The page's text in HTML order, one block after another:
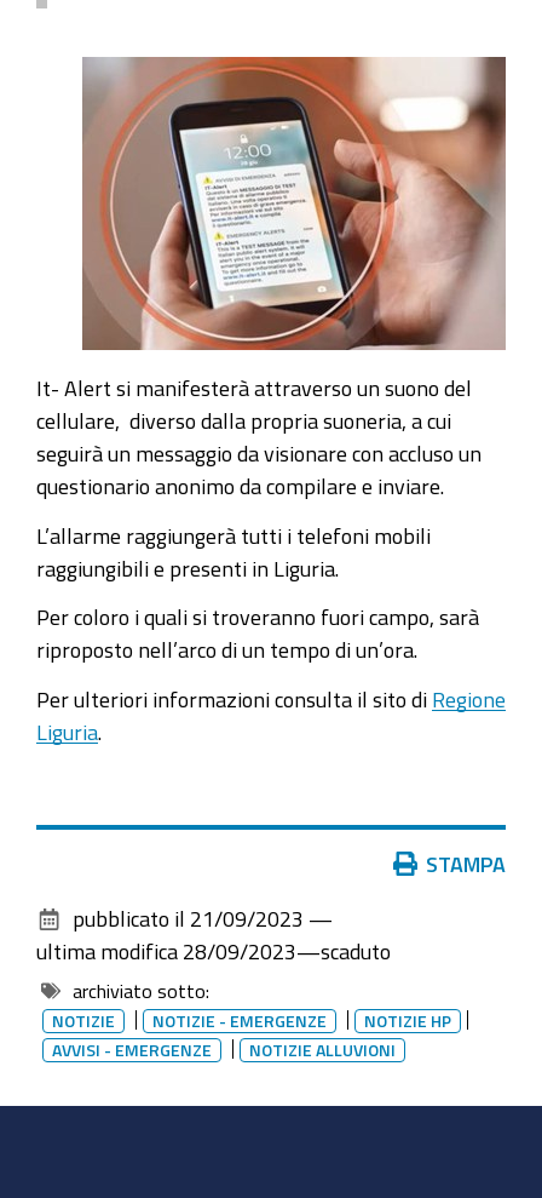
It- Alert si manifesterà attraverso un suono del
cellulare, diverso dalla propria suoneria, a cui
seguirà un messaggio da visionare con accluso un
questionario anonimo da compilare e inviare.
L’allarme raggiungerà tutti i telefoni mobili
raggiungibili e presenti in Liguria.
Per coloro i quali si troveranno fuori campo, sarà
riproposto nell’arco di un tempo di un’ora.
Per ulteriori informazioni consulta il sito di Regione
Liguria
documento
STAMPA
pubblicato il 21/09/2023 —
ultima modifica 28/09/2023—scaduto
archiviato sotto:
NOTIZIE NOTIZIE - EMERGENZE
NOTIZIE HP
AVVISI - EMERGENZE
NOTIZIE ALLUVIONI